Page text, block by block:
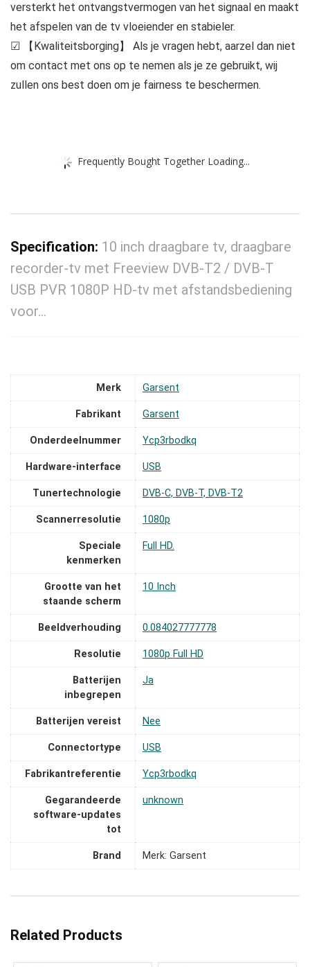
versterkt het ontvangstvermogen van het signaal en maakt
het afspelen van de tv vloeiender en stabieler.
☑ 【Kwaliteitsborging】 Als je vragen hebt, aarzel dan niet
om contact met ons op te nemen als je ze gebruikt, wij
zullen ons best doen om je fairness te beschermen.
Frequently Bought Together Loading...
Specification: 10 inch draagbare tv, draagbare
recorder-tv met Freeview DVB-T2 / DVB-T
USB PVR 1080P HD-tv met afstandsbediening
voor…
Merk ‎Garsent
Fabrikant ‎Garsent
Onderdeelnummer ‎Ycp3rbodkq
Hardware-interface ‎USB
Tunertechnologie ‎DVB-C, DVB-T, DVB-T2
Scannerresolutie ‎1080p
Speciale
kenmerken
‎Full HD.
Grootte van het
staande scherm
‎10 Inch
Beeldverhouding ‎0.084027777778
Resolutie ‎1080p Full HD
Batterijen
inbegrepen
‎Ja
Batterijen vereist ‎Nee
Connectortype ‎USB
Fabrikantreferentie ‎Ycp3rbodkq
Gegarandeerde
software-updates
tot
‎unknown
Brand Merk: Garsent
Related Products